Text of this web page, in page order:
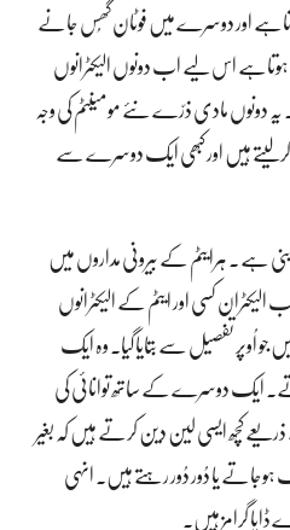
اور دوسرے میں فوٹان گھُس جانے
اس لیے اب دونوں الیکٹرانوں
دونوں مادی ذرّے نئے مومینٹم کی وجہ
ہیں اور کبھی ایک دوسرے سے
ہے ۔ ہرایٹم کے بیرونی مداروں میں
کسی اور ایٹم کے الیکٹرانوں
اُوپر تفصیل سے بتایا گیا۔ وہ ایک
ایک دوسرے کے ساتھ توانائی کی
کچھ ایسی لین دین کرتے ہیں کہ بغیر
یا دُور دُور رہتے ہیں۔ انہی
گرامز ہیں۔